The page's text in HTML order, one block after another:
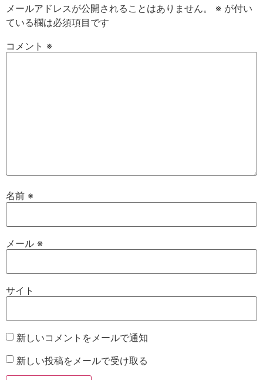
メールアドレスが公開されることはありません。 ※ が付い
ている欄は必須項目です
コメント ※
名前 ※
メール ※
サイト
新しいコメントをメールで通知
新しい投稿をメールで受け取る